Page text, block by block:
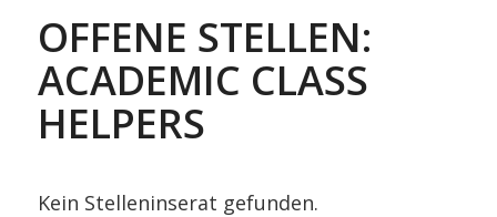
OFFENE STELLEN:
ACADEMIC CLASS
HELPERS
Kein Stelleninserat gefunden.